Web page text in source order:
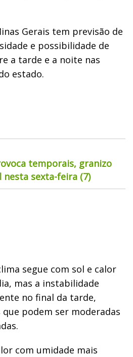
Gerais tem previsão de
e possibilidade de
a tarde e a noite nas
estado.
temporais, granizo
nesta sexta-feira (7)
segue com sol e calor
mas a instabilidade
no final da tarde,
podem ser moderadas
com umidade mais